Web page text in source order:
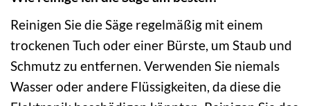
Reinigen Sie die Säge regelmäßig mit einem
trockenen Tuch oder einer Bürste, um Staub und
Schmutz zu entfernen. Verwenden Sie niemals
Wasser oder andere Flüssigkeiten, da diese die